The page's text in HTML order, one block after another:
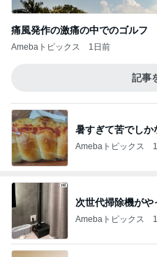
痛風発作の激痛の中でのゴルフ
Amebaトピックス 1日前
記事
暑すぎて苦でしか
Amebaトピックス
次世代掃除機がや
Amebaトピックス